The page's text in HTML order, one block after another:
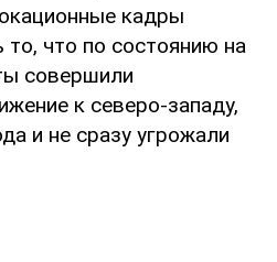
кадры
что по состоянию на
совершили
к северо-западу,
и не сразу угрожали